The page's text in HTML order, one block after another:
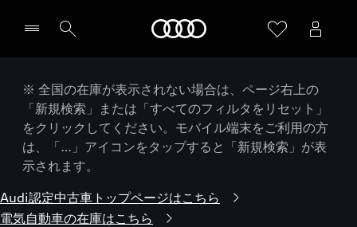
※ 全国の在庫が表示されない場合は、ページ右上の
「新規検索」または「すべてのフィルタをリセット」
をクリックしてください。モバイル端末をご利用の方
は、「…」アイコンをタップすると「新規検索」が表
示されます。
Audi認定中古車トップページはこちら
電気自動車の在庫はこちら